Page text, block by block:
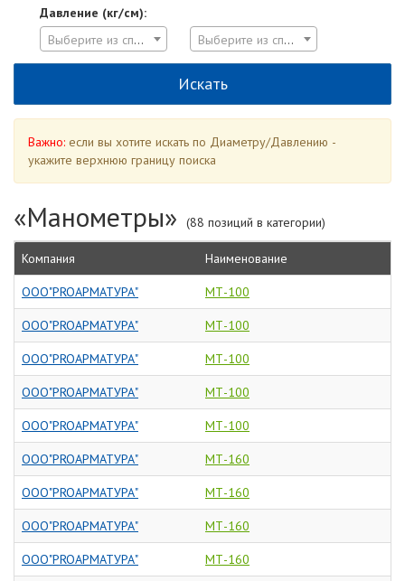
Давление (кг/см):
Выберите из списка
Выберите из списка
Важно: если вы хотите искать по Диаметру/Давлению -
укажите верхнюю границу поиска
«Манометры» (88 позиций в категории)
Компания Наименование
ООО"PROАРМАТУРА" МТ-100
ООО"PROАРМАТУРА" МТ-100
ООО"PROАРМАТУРА" МТ-100
ООО"PROАРМАТУРА" МТ-100
ООО"PROАРМАТУРА" МТ-100
ООО"PROАРМАТУРА" МТ-160
ООО"PROАРМАТУРА" МТ-160
ООО"PROАРМАТУРА" МТ-160
ООО"PROАРМАТУРА" МТ-160